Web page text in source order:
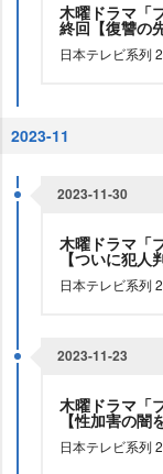
木曜ドラマ「
終回【復讐の
日本テレビ系列
2023-11
2023-11-30
木曜ドラマ「
【ついに犯人
日本テレビ系列
2023-11-23
木曜ドラマ「
【性加害の闇
日本テレビ系列